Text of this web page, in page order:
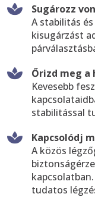
Sugározz
A stabilitás
kisugárzást
Őrizd meg a
Kevesebb
stabilitással
Kapcsolódj
A közös
tudatos